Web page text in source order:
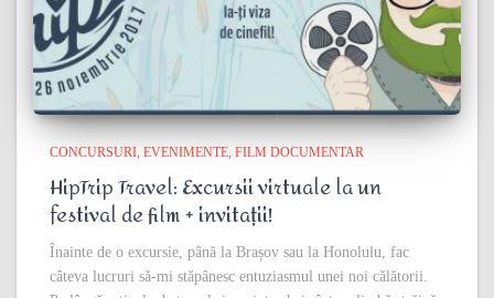
CONCURSURI EVENIMENTE FILM DOCUMENTAR
HipTrip Travel: Excursii virtuale la un
festival de film + invitații!
Înainte de o excursie, până la Brașov sau la Honolulu, fac
câteva lucruri să-mi stăpânesc entuziasmul unei noi călătorii.